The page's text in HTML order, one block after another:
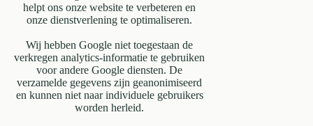
helpt ons onze website te verbeteren en
onze dienstverlening te optimaliseren.
Wij hebben Google niet toegestaan de
verkregen analytics-informatie te gebruiken
voor andere Google diensten. De
verzamelde gegevens zijn geanonimiseerd
en kunnen niet naar individuele gebruikers
worden herleid.